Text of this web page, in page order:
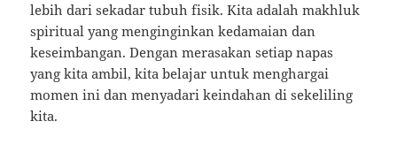
lebih dari sekadar tubuh fisik. Kita adalah makhluk
spiritual yang menginginkan kedamaian dan
keseimbangan. Dengan merasakan setiap napas
yang kita ambil, kita belajar untuk menghargai
momen ini dan menyadari keindahan di sekeliling
kita.